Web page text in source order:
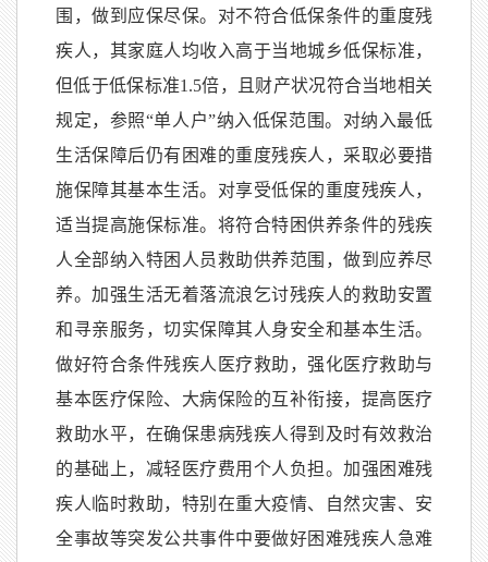
围，做到应保尽保。对不符合低保条件的重度残
疾人，其家庭人均收入高于当地城乡低保标准，
但低于低保标准1.5倍，且财产状况符合当地相关
规定，参照“单人户”纳入低保范围。对纳入最低
生活保障后仍有困难的重度残疾人，采取必要措
施保障其基本生活。对享受低保的重度残疾人，
适当提高施保标准。将符合特困供养条件的残疾
人全部纳入特困人员救助供养范围，做到应养尽
养。加强生活无着落流浪乞讨残疾人的救助安置
和寻亲服务，切实保障其人身安全和基本生活。
做好符合条件残疾人医疗救助，强化医疗救助与
基本医疗保险、大病保险的互补衔接，提高医疗
救助水平，在确保患病残疾人得到及时有效救治
的基础上，减轻医疗费用个人负担。加强困难残
疾人临时救助，特别在重大疫情、自然灾害、安
全事故等突发公共事件中要做好困难残疾人急难